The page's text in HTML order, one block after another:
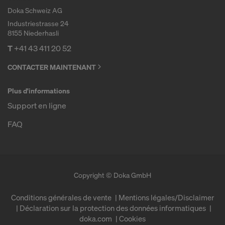
Doka Schweiz AG
Industriestrasse 24
8155 Niederhasli
T+41 43 411 20 52
CONTACTER MAINTENANT
Plus d'informations
Support en ligne
FAQ
Copyright © Doka GmbH
Conditions générales de vente
Mentions légales/Disclaimer
Déclaration sur la protection des données informatiques
doka.com
Cookies
vous êtes largement dépourvu de droits effectifs et
exécutoires contre cette procédure des autorités
américaines.
Les données à caractère personnel que nous
transmettons aux États-Unis sont en particulier
Nous coopérons avec les destinataires suivants par
le biais de diverses applications :
Monotype Imaging Holdings Inc.
Sketchfab Inc.
The Trade Desk, Inc.